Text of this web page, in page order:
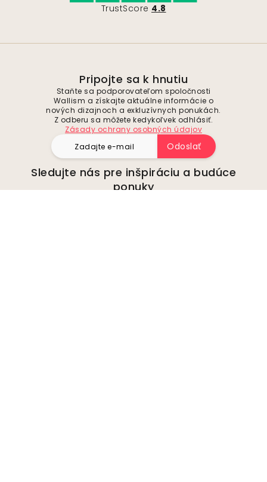
TrustScore 4.8
Pripojte sa k hnutiu
Staňte sa podporovateľom spoločnosti
Wallism a získajte aktuálne informácie o
nových dizajnoch a exkluzívnych ponukách.
Z odberu sa môžete kedykoľvek odhlásiť.
Zásady ochrany osobných údajov
Odoslať
Sledujte nás pre inšpiráciu a budúce
ponuky